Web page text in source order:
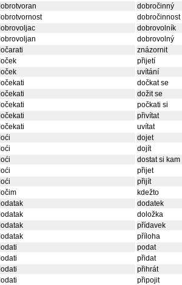
dobročinný
dobročinnost
dobrovolník
dobrovolný
znázornit
přijetí
uvítání
dočkat se
dožit se
počkati si
přivítat
uvítat
dojet
dojít
dostat si kam
přijet
přijít
kdežto
dodatek
doložka
přídavek
příloha
podat
přidat
přihrát
připojit